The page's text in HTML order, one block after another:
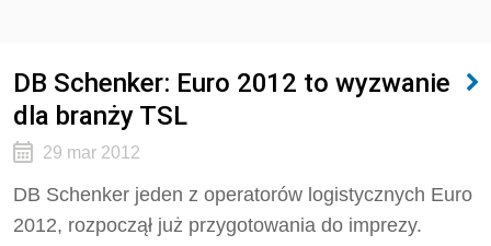
DB Schenker: Euro 2012 to wyzwanie
dla branży TSL
29 mar 2012
DB Schenker jeden z operatorów logistycznych Euro
2012, rozpoczął już przygotowania do imprezy.